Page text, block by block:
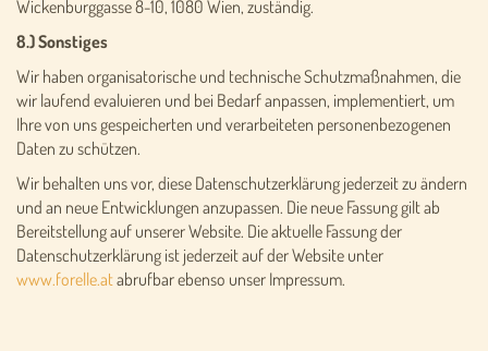
Wickenburggasse 8-10, 1080 Wien, zuständig.
8.) Sonstiges
Wir haben organisatorische und technische Schutzmaßnahmen, die
wir laufend evaluieren und bei Bedarf anpassen, implementiert, um
Ihre von uns gespeicherten und verarbeiteten personenbezogenen
Daten zu schützen.
Wir behalten uns vor, diese Datenschutzerklärung jederzeit zu ändern
und an neue Entwicklungen anzupassen. Die neue Fassung gilt ab
Bereitstellung auf unserer Website. Die aktuelle Fassung der
Datenschutzerklärung ist jederzeit auf der Website unter
www.forelle.atabrufbar ebenso unser Impressum.